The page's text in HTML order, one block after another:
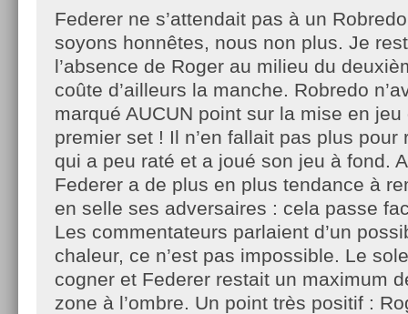
Federer ne s’attendait pas à un
soyons honnêtes, nous non plus. Je
l’absence de Roger au milieu du
coûte d’ailleurs la manche. Robredo
marqué AUCUN point sur la mise en
premier set ! Il n’en fallait pas plus pour
qui a peu raté et a joué son jeu à fond.
Federer a de plus en plus tendance à
en selle ses adversaires : cela passe
Les commentateurs parlaient d’un
chaleur, ce n’est pas impossible. Le
cogner et Federer restait un maximum
zone à l’ombre. Un point très positif :